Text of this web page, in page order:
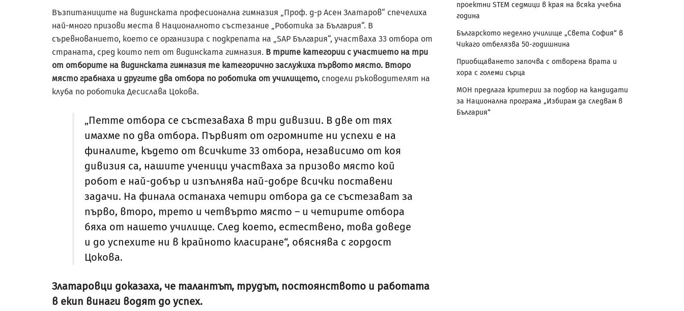
Възпитаниците на видинската професионална гимназия „Проф. д-р Асен Златаров“ спечелиха
най-много призови места в Националното състезание „Роботика за България“. В
съревнованието, което се организира с подкрепата на „SAP България“, участваха 33 отбора от
страната, сред които пет от видинската гимназия. В трите категории с участието на три
от отборите на видинската гимназия те категорично заслужиха първото място. Второ
място грабнаха и другите два отбора по роботика от училището, сподели ръководителят на
клуба по роботика Десислава Цокова.
„Петте отбора се състезаваха в три дивизии. В две от тях
имахме по два отбора. Първият от огромните ни успехи е на
финалите, където от всичките 33 отбора, независимо от коя
дивизия са, нашите ученици участваха за призово място кой
робот е най-добър и изпълнява най-добре всички поставени
задачи. На финала останаха четири отбора да се състезават за
първо, второ, трето и четвърто място – и четирите отбора
бяха от нашето училище. След което, естествено, това доведе
и до успехите ни в крайното класиране“, обяснява с гордост
Цокова.
Златаровци доказаха, че талантът, трудът, постоянството и работата
в екип винаги водят до успех.
проектни STEM седмици в края на всяка учебна
година
Българското неделно училище „Света София“ в
Чикаго отбелязва 50-годишнина
Приобщаването започва с отворена врата и
хора с големи сърца
МОН предлага критерии за подбор на кандидати
за Национална програма „Избирам да следвам в
България“